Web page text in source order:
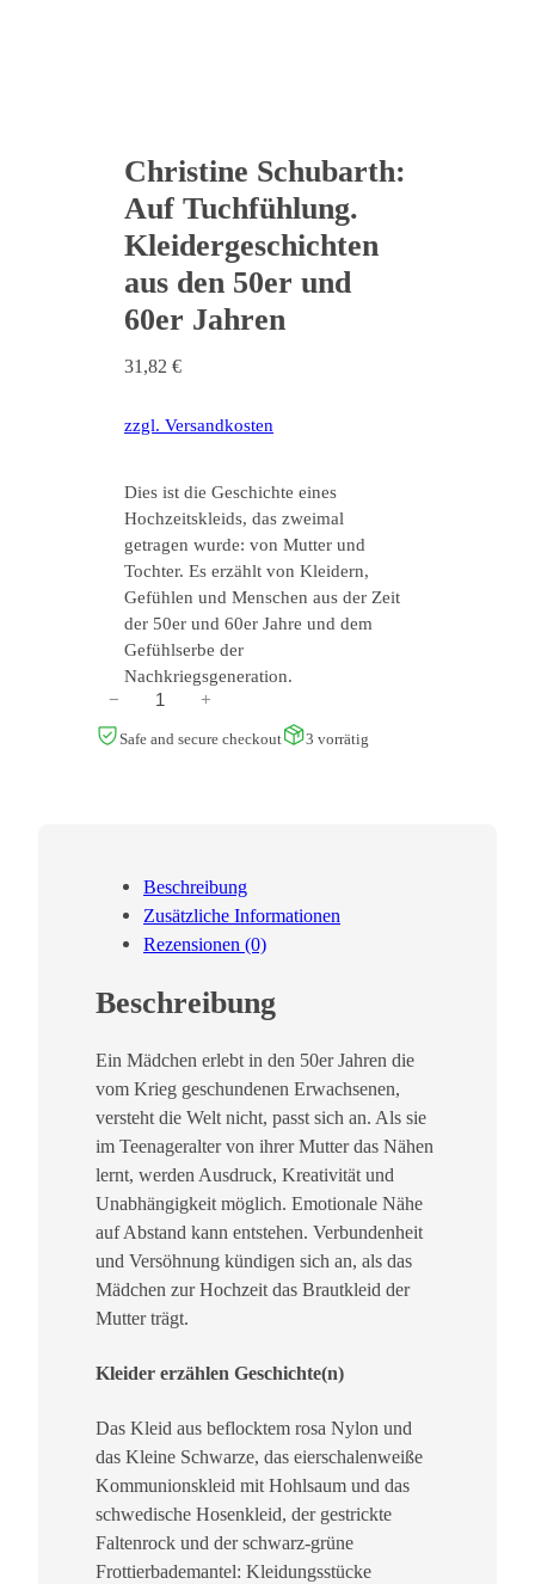
Christine Schubarth:
Auf Tuchfühlung.
Kleidergeschichten
aus den 50er und
60er Jahren
31,82 €
zzgl. Versandkosten
Dies ist die Geschichte eines
Hochzeitskleids, das zweimal
getragen wurde: von Mutter und
Tochter. Es erzählt von Kleidern,
Gefühlen und Menschen aus der Zeit
der 50er und 60er Jahre und dem
Gefühlserbe der
Nachkriegsgeneration.
h
c
h
u
h
ü
l
u
− +
Safe and secure checkout 3 vorrätig
Beschreibung
Zusätzliche Informationen
Rezensionen (0)
Beschreibung
Ein Mädchen erlebt in den 50er Jahren die
vom Krieg geschundenen Erwachsenen,
versteht die Welt nicht, passt sich an. Als sie
im Teenageralter von ihrer Mutter das Nähen
lernt, werden Ausdruck, Kreativität und
Unabhängigkeit möglich. Emotionale Nähe
auf Abstand kann entstehen. Verbundenheit
und Versöhnung kündigen sich an, als das
Mädchen zur Hochzeit das Brautkleid der
Mutter trägt.
Kleider erzählen Geschichte(n)
Das Kleid aus beflocktem rosa Nylon und
das Kleine Schwarze, das eierschalenweiße
Kommunionskleid mit Hohlsaum und das
schwedische Hosenkleid, der gestrickte
Faltenrock und der schwarz-grüne
Frottierbademantel: Kleidungsstücke